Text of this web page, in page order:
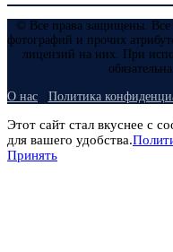
© Все права защищены. Все
фотографий и прочих
лицензий на них. При
О нас Политика
Этот сайт стал вкуснее с
для вашего удобства.
Принять